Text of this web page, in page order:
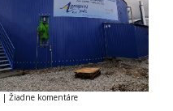
| Žiadne komentáre